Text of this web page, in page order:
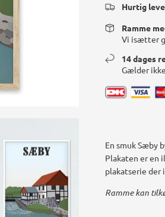
Hurtig
Ramme
Vi isætter
14 dages
Gælder
En smuk Sæby
Plakaten er en
plakatserie der
Ramme kan